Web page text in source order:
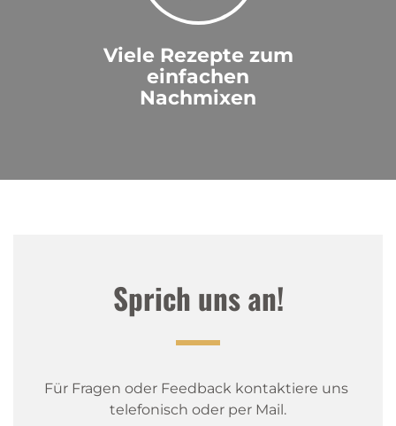
Viele Rezepte zum
einfachen
Nachmixen
Sprich uns an!
Für Fragen oder Feedback kontaktiere uns
telefonisch oder per Mail.